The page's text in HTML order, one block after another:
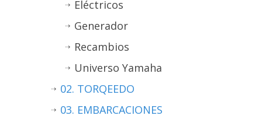
Eléctricos
Generador
Recambios
Universo Yamaha
02. TORQEEDO
03. EMBARCACIONES